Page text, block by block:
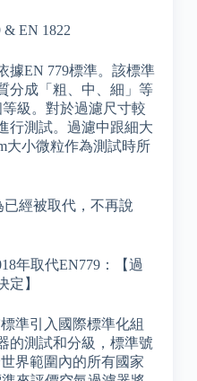
& EN 1822
據EN 779標準。該標準
分成「粗、中、細」等
級。對於過濾尺寸較
行測試。過濾中跟細大
大小微粒作為測試時所
經被取代，不再說
年取代EN779：【過
定】
準引入國際標準化組
的測試和分級，標準號
界範圍內的所有國家